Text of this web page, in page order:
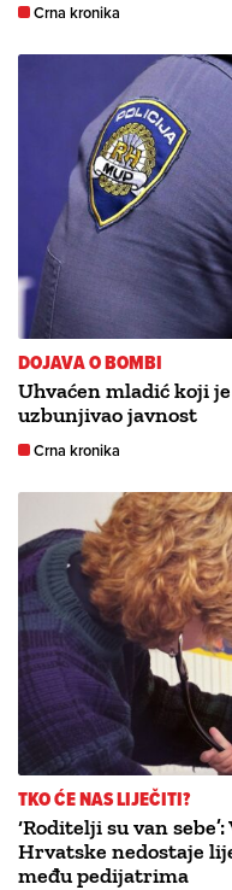
Crna kronika
DOJAVA O BOMBI
Uhvaćen mladić koji
uzbunjivao javnost
Crna kronika
TKO ĆE NAS LIJEČITI?
‘Roditelji su van
Hrvatske nedostaje
među pedijatrima